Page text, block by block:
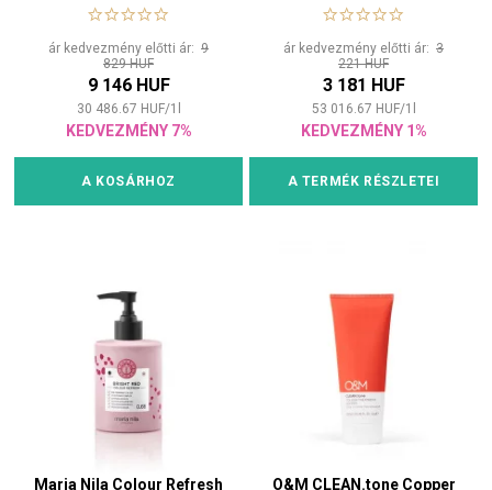
ár kedvezmény előtti ár: 9
829 HUF
9 146 HUF
30 486.67 HUF/1
KEDVEZMÉNY 7%
A KOSÁRHOZ
ár kedvezmény előtti ár: 3
221 HUF
3 181 HUF
53 016.67 HUF/1
KEDVEZMÉNY 1%
A TERMÉK RÉSZLETEI
Maria Nila Colour Refresh
O&M CLEAN.tone Copper